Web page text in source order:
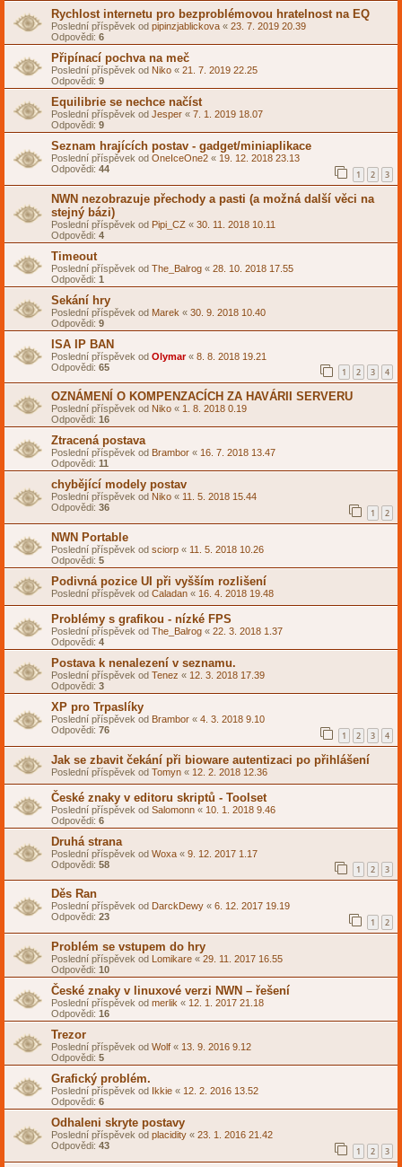
Rychlost internetu pro bezproblémovou hratelnost na EQ
Poslední příspěvek od pipinzjablickova « 23. 7. 2019 20.39
Odpovědi: 6
Připínací pochva na meč
Poslední příspěvek od Niko « 21. 7. 2019 22.25
Odpovědi: 9
Equilibrie se nechce načíst
Poslední příspěvek od Jesper « 7. 1. 2019 18.07
Odpovědi: 9
Seznam hrajících postav - gadget/miniaplikace
Poslední příspěvek od OneIceOne2 « 19. 12. 2018 23.13
Odpovědi: 44 1 2 3
NWN nezobrazuje přechody a pasti (a možná další věci na
stejný bázi)
Poslední příspěvek od Pipi_CZ « 30. 11. 2018 10.11
Odpovědi: 4
Timeout
Poslední příspěvek od The_Balrog « 28. 10. 2018 17.55
Odpovědi: 1
Sekání hry
Poslední příspěvek od Marek « 30. 9. 2018 10.40
Odpovědi: 9
ISA IP BAN
Poslední příspěvek od Olymar« 8. 8. 2018 19.21
Odpovědi: 65 1 2 3 4
OZNÁMENÍ O KOMPENZACÍCH ZA HAVÁRII SERVERU
Poslední příspěvek od Niko « 1. 8. 2018 0.19
Odpovědi: 16
Ztracená postava
Poslední příspěvek od Brambor « 16. 7. 2018 13.47
Odpovědi: 11
chybějící modely postav
Poslední příspěvek od Niko « 11. 5. 2018 15.44
Odpovědi: 36 1 2
NWN Portable
Poslední příspěvek od sciorp « 11. 5. 2018 10.26
Odpovědi: 5
Podivná pozice UI při vyšším rozlišení
Poslední příspěvek od Caladan « 16. 4. 2018 19.48
Problémy s grafikou - nízké FPS
Poslední příspěvek od The_Balrog « 22. 3. 2018 1.37
Odpovědi: 4
Postava k nenalezení v seznamu.
Poslední příspěvek od Tenez « 12. 3. 2018 17.39
Odpovědi: 3
XP pro Trpaslíky
Poslední příspěvek od Brambor « 4. 3. 2018 9.10
Odpovědi: 76 1 2 3 4
Jak se zbavit čekání při bioware autentizaci po přihlášení
Poslední příspěvek od Tomyn « 12. 2. 2018 12.36
České znaky v editoru skriptů - Toolset
Poslední příspěvek od Salomonn « 10. 1. 2018 9.46
Odpovědi: 6
Druhá strana
Poslední příspěvek od Woxa « 9. 12. 2017 1.17
Odpovědi: 58 1 2 3
Děs Ran
Poslední příspěvek od DarckDewy « 6. 12. 2017 19.19
Odpovědi: 23 1 2
Problém se vstupem do hry
Poslední příspěvek od Lomikare « 29. 11. 2017 16.55
Odpovědi: 10
České znaky v linuxové verzi NWN – řešení
Poslední příspěvek od merlik « 12. 1. 2017 21.18
Odpovědi: 16
Trezor
Poslední příspěvek od Wolf « 13. 9. 2016 9.12
Odpovědi: 5
Grafický problém.
Poslední příspěvek od Ikkie « 12. 2. 2016 13.52
Odpovědi: 6
Odhaleni skryte postavy
Poslední příspěvek od placidity « 23. 1. 2016 21.42
Odpovědi: 43 1 2 3